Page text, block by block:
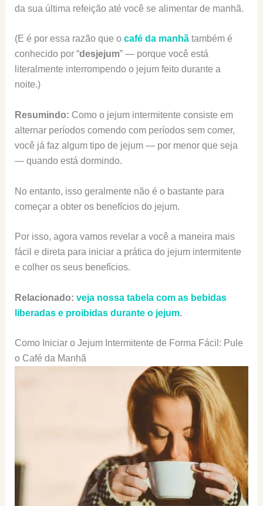
da sua última refeição até você se alimentar de manhã.
(E é por essa razão que o café da manhãtambém é
conhecido por “desjejum” — porque você está
literalmente interrompendo o jejum feito durante a
noite.)
Resumindo: Como o jejum intermitente consiste em
alternar períodos comendo com períodos sem comer,
você já faz algum tipo de jejum — por menor que seja
— quando está dormindo.
No entanto, isso geralmente não é o bastante para
começar a obter os benefícios do jejum.
Por isso, agora vamos revelar a você a maneira mais
fácil e direta para iniciar a prática do jejum intermitente
e colher os seus benefícios.
Relacionado: veja nossa tabela com as bebidas
liberadas e proibidas durante o jejum.
Como Iniciar o Jejum Intermitente de Forma Fácil: Pule
o Café da Manhã